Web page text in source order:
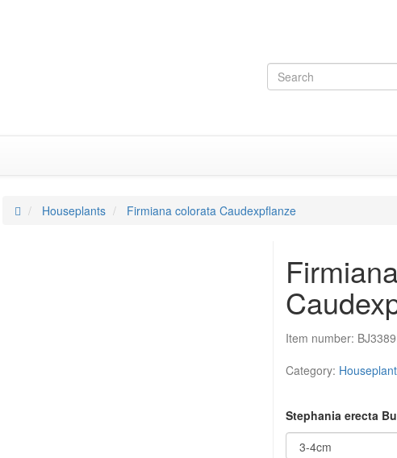
Houseplants Firmiana colorata Caudexpflanze
Item number: BJ3389
Category:
Stephania erecta